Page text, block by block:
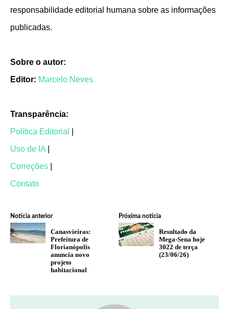
responsabilidade editorial humana sobre as informações
publicadas.
Sobre o autor:
Editor: Marcelo Neves
Transparência:
Política Editorial
Uso de IA
Correções
Contato
Notícia anterior
Canasvieiras:
Prefeitura de
Florianópolis
anuncia novo
projeto
habitacional
Próxima notícia
Resultado da
Mega-Sena hoje
3022 de terça
(23/06/26)